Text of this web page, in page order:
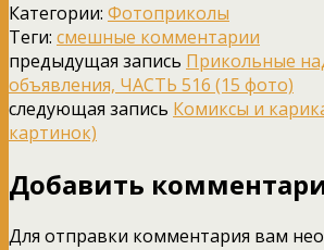
Категории: Фотоприколы
Теги: смешные комментарии
предыдущая запись Прикольные
объявления, ЧАСТЬ 516 (15 фото)
следующая запись Комиксы и
картинок)
Добавить
Для отправки комментария вам